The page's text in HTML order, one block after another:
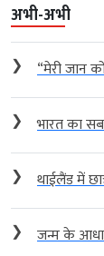
अभी-अभी
❯ “मेरी जान
❯ भारत का
❯ थाईलैंड में
❯ जन्म के